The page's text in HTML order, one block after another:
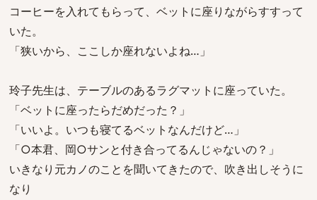
コーヒーを入れてもらって、ベットに座りながらすすって
いた。
「狭いから、ここしか座れないよね…」
玲子先生は、テーブルのあるラグマットに座っていた。
「ベットに座ったらだめだった？」
「いいよ。いつも寝てるベットなんだけど…」
「○本君、岡○サンと付き合ってるんじゃないの？」
いきなり元カノのことを聞いてきたので、吹き出しそうに
なり